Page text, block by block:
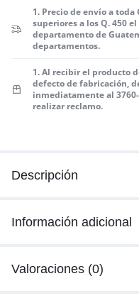
1. Precio de envío a toda
superiores a los Q. 450
departamento de
departamentos.
1. Al recibir el producto
defecto de fabricación,
inmediatamente al
realizar reclamo.
Descripción
Información adicional
Valoraciones (0)